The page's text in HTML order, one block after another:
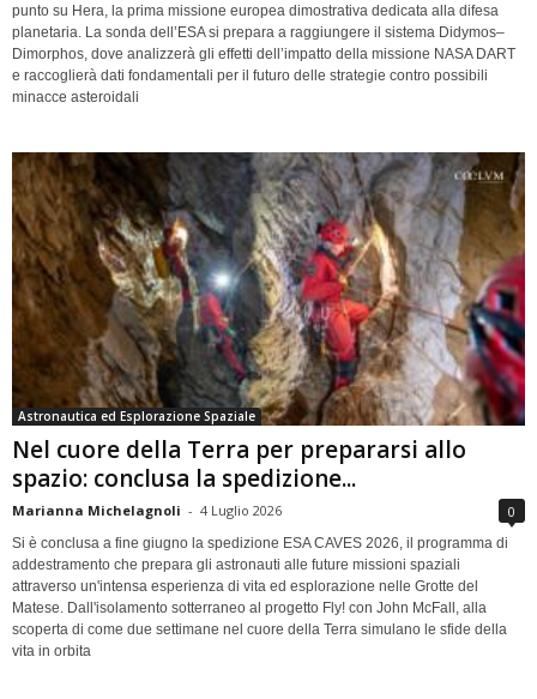
punto su Hera, la prima missione europea dimostrativa dedicata alla difesa
planetaria. La sonda dell’ESA si prepara a raggiungere il sistema Didymos–
Dimorphos, dove analizzerà gli effetti dell’impatto della missione NASA DART
e raccoglierà dati fondamentali per il futuro delle strategie contro possibili
minacce asteroidali
Astronautica ed Esplorazione Spaziale
Nel cuore della Terra per prepararsi allo
spazio: conclusa la spedizione...
Marianna Michelagnoli - 4 Luglio 2026 0
Si è conclusa a fine giugno la spedizione ESA CAVES 2026, il programma di
addestramento che prepara gli astronauti alle future missioni spaziali
attraverso un'intensa esperienza di vita ed esplorazione nelle Grotte del
Matese. Dall'isolamento sotterraneo al progetto Fly! con John McFall, alla
scoperta di come due settimane nel cuore della Terra simulano le sfide della
vita in orbita